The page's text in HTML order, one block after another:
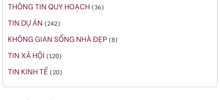
THÔNG TIN QUY HOẠCH (36)
TIN DỰ ÁN (242)
KHÔNG GIAN SỐNG NHÀ ĐẸP (8)
TIN XÃ HỘI (120)
TIN KINH TẾ (20)